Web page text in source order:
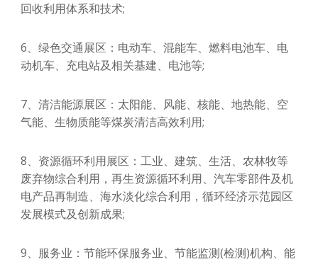
回收利用体系和技术;
6、绿色交通展区：电动车、混能车、燃料电池车、电
动机车、充电站及相关基建、电池等;
7、清洁能源展区：太阳能、风能、核能、地热能、空
气能、生物质能等煤炭清洁高效利用;
8、资源循环利用展区：工业、建筑、生活、农林牧等
废弃物综合利用，再生资源循环利用、汽车零部件及机
电产品再制造、海水淡化综合利用，循环经济示范园区
发展模式及创新成果;
9、服务业：节能环保服务业、节能监测(检测)机构、能